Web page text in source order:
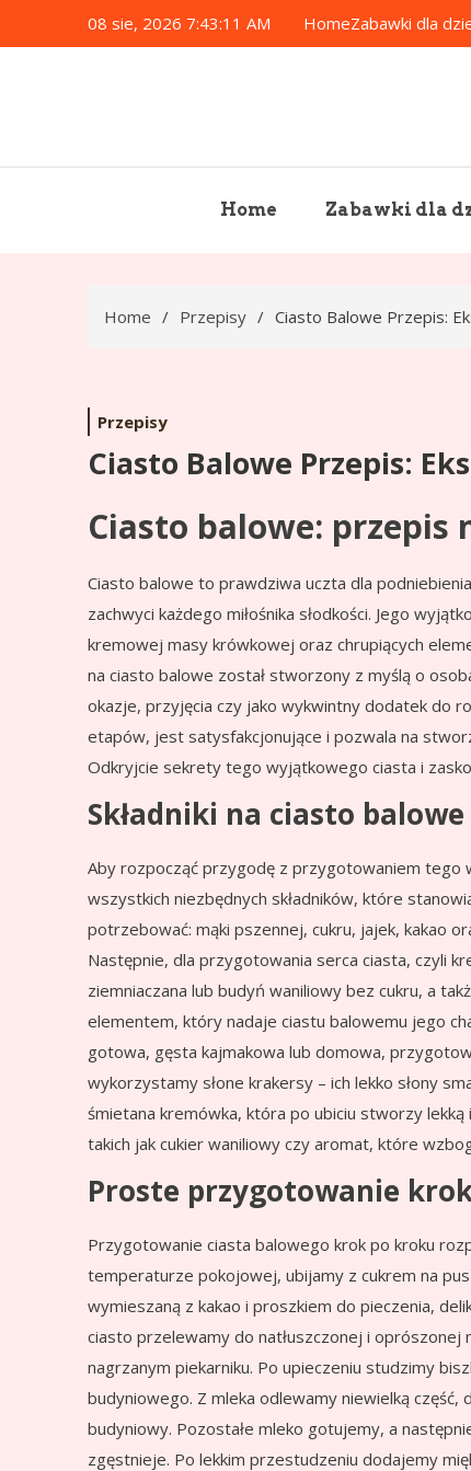
to
08 sie, 2026 7:43:12 AM HomeZabawki dla
Home Zabawki dla
Home Przepisy Ciasto Balowe Przepis:
Przepisy
Ciasto Balowe Przepis:
Ciasto balowe: przepis
Ciasto balowe to prawdziwa uczta dla
zachwyci każdego miłośnika słodkości. Jego
kremowej masy krówkowej oraz chrupiących
na ciasto balowe został stworzony z myślą o
okazje, przyjęcia czy jako wykwintny dodatek do
etapów, jest satysfakcjonujące i pozwala na
Odkryjcie sekrety tego wyjątkowego ciasta i
Składniki na ciasto
Aby rozpocząć przygodę z przygotowaniem
wszystkich niezbędnych składników, które
potrzebować: mąki pszennej, cukru, jajek, kakao
Następnie, dla przygotowania serca ciasta, czyli
ziemniaczana lub budyń waniliowy bez cukru, a
elementem, który nadaje ciastu balowemu jego
gotowa, gęsta kajmakowa lub domowa,
wykorzystamy słone krakersy – ich lekko słony
śmietana kremówka, która po ubiciu stworzy
takich jak cukier waniliowy czy aromat, które
Proste przygotowanie
Przygotowanie ciasta balowego krok po kroku
temperaturze pokojowej, ubijamy z cukrem na
wymieszaną z kakao i proszkiem do pieczenia,
ciasto przelewamy do natłuszczonej i
nagrzanym piekarniku. Po upieczeniu studzimy
budyniowego. Z mleka odlewamy niewielką
budyniowy. Pozostałe mleko gotujemy, a
zgęstnieje. Po lekkim przestudzeniu dodajemy